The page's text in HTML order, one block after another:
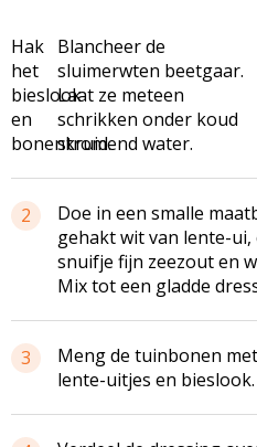
Hak
het
bieslook
en
bonenkruid.
Blancheer de
sluimerwten beetgaar.
Laat ze meteen
schrikken onder koud
stromend water.
2
Doe in een smalle
gehakt wit van lente-
snuifje fijn zeezout en
Mix tot een gladde
3
Meng de tuinbonen
lente-uitjes en bieslook.